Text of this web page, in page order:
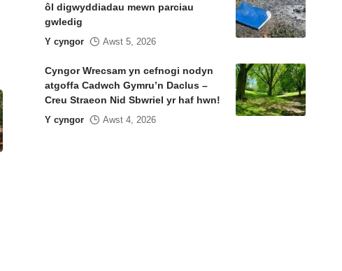
ôl digwyddiadau mewn parciau
gwledig
Y cyngor Awst 5, 2026
Cyngor Wrecsam yn cefnogi nodyn
atgoffa Cadwch Gymru’n Daclus –
Creu Straeon Nid Sbwriel yr haf hwn!
Y cyngor Awst 4, 2026